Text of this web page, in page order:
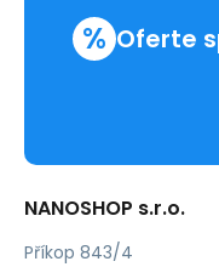
% Oferte
NANOSHOP s.r.o.
Příkop 843/4